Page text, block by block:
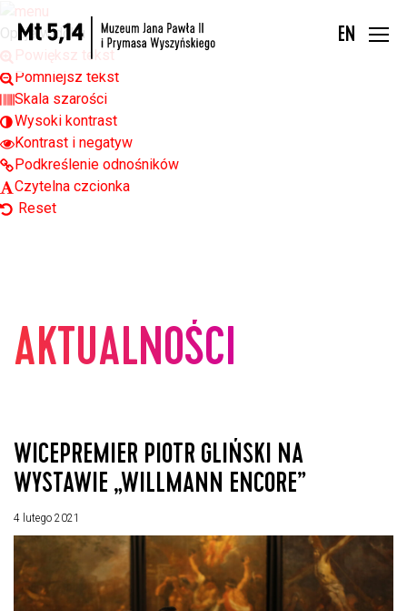
Open toolbar
Opcje widoku
Powiększ tekst
Pomniejsz tekst
Skala szarości
Wysoki kontrast
Kontrast i negatyw
Podkreślenie odnośników
Czytelna czcionka
Reset
EN
AKTUALNOŚCI
WICEPREMIER PIOTR GLIŃSKI NA
WYSTAWIE „WILLMANN ENCORE”
4 lutego 2021